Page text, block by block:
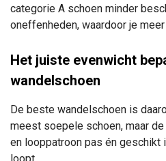
categorie A schoen minder
oneffenheden, waardoor je
Het juiste evenwicht
wandelschoen
De beste wandelschoen is
meest soepele schoen, maar
en looppatroon pas én geschikt